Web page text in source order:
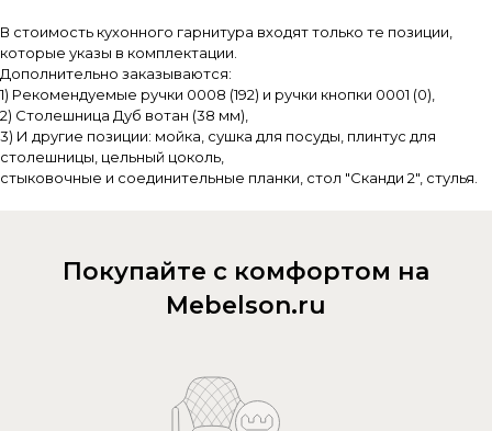
В стоимость кухонного гарнитура входят только те позиции,
которые указы в комплектации.
Дополнительно заказываются:
1) Рекомендуемые ручки 0008 (192) и ручки кнопки 0001 (0),
2) Столешница Дуб вотан (38 мм),
3) И другие позиции: мойка, сушка для посуды, плинтус для
столешницы, цельный цоколь,
стыковочные и соединительные планки, стол "Сканди 2", стулья.
Покупайте с комфортом на
Mebelson.ru